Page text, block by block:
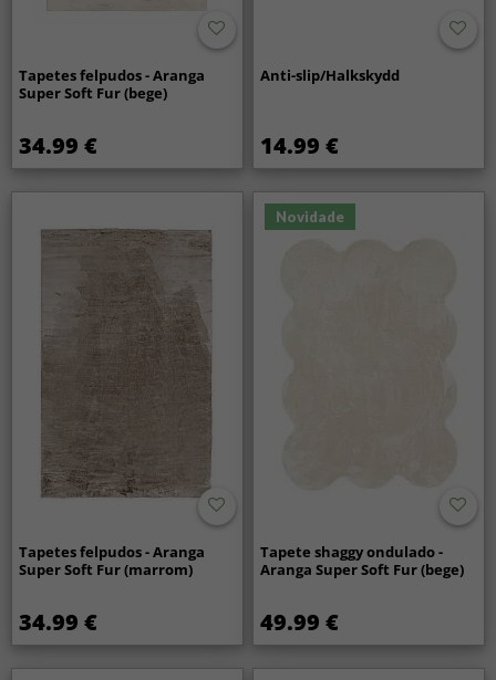
Tapetes felpudos - Aranga
Super Soft Fur (bege)
34.99 €
Anti-slip/Halkskydd
14.99 €
Tapetes felpudos - Aranga
Super Soft Fur (marrom)
34.99 €
Novidade
Tapete shaggy ondulado -
Aranga Super Soft Fur (bege)
49.99 €